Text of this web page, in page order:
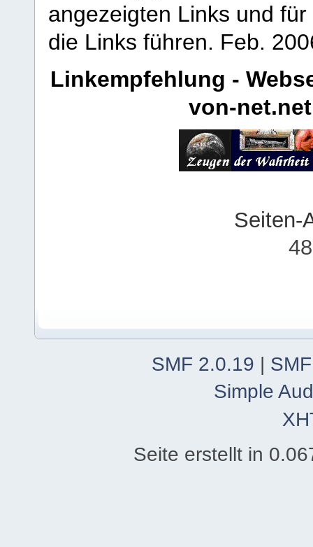
angezeigten Links und
die Links führen. Feb.
Linkempfehlung -
von-net.net
Seiten-
SMF 2.0.19 |
Simple
Seite erstellt in